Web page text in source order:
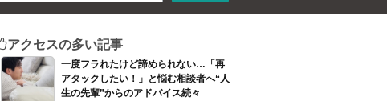
アクセスの多い記事
一度フラれたけど諦められない…「再
アタックしたい！」と悩む相談者へ“人
生の先輩”からのアドバイス続々